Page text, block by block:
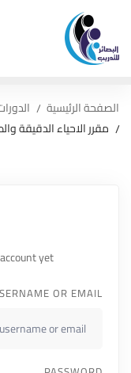
الصفحة الرئيسية
مقرر الاحياء الدقيقة
yet?
OR EMAIL